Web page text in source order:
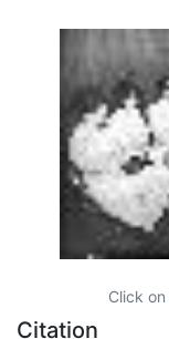
Click
Citation